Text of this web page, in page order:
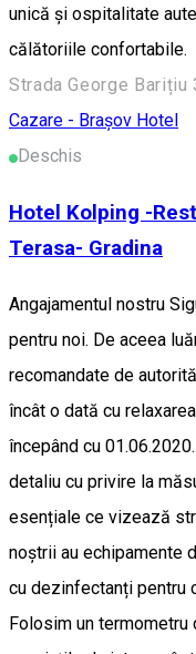
unică și ospitalitate
călătoriile confortabile.
Strada George Barițiu
Cazare - Brașov Hotel
Deschis
Hotel Kolping -
Terasa- Gradina
Angajamentul nostru
pentru noi. De aceea
recomandate de
încât o dată cu
începând cu
detaliu cu privire la
esențiale ce vizează
noștrii au echipamente
cu dezinfectanți pentru
Folosim un